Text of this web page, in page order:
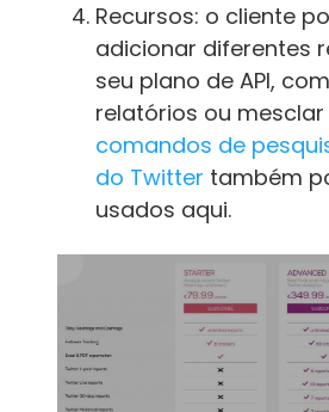
Recursos: o cliente
adicionar diferentes
seu plano de API,
relatórios ou mesclar
comandos de
do Twitter também
usados ​​aqui.